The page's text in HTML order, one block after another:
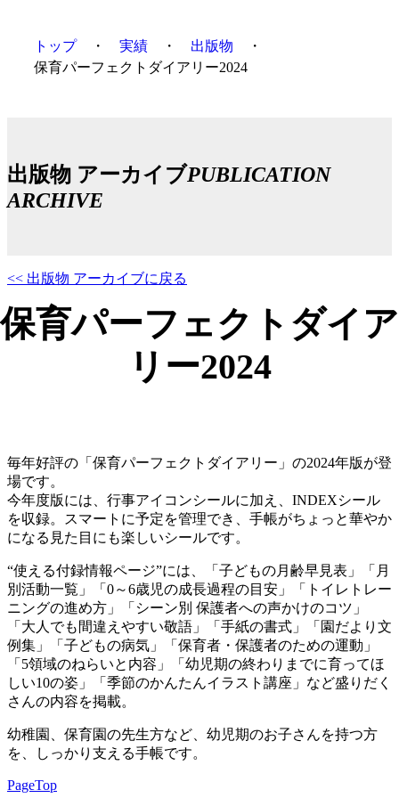
トップ 実績
出版物
保育パーフェクトダイアリー2024
出版物 アーカイブPUBLICATION
ARCHIVE
<< 出版物 アーカイブに戻る
保育パーフェクトダイア
リー2024
毎年好評の「保育パーフェクトダイアリー」の2024年版が登
場です。
今年度版には、行事アイコンシールに加え、INDEXシール
を収録。スマートに予定を管理でき、手帳がちょっと華やか
になる見た目にも楽しいシールです。
“使える付録情報ページ”には、「子どもの月齢早見表」「月
別活動一覧」「0～6歳児の成長過程の目安」「トイレトレー
ニングの進め方」「シーン別 保護者への声かけのコツ」
「大人でも間違えやすい敬語」「手紙の書式」「園だより文
例集」「子どもの病気」「保育者・保護者のための運動」
「5領域のねらいと内容」「幼児期の終わりまでに育ってほ
しい10の姿」「季節のかんたんイラスト講座」など盛りだく
さんの内容を掲載。
幼稚園、保育園の先生方など、幼児期のお子さんを持つ方
を、しっかり支える手帳です。
PageTop